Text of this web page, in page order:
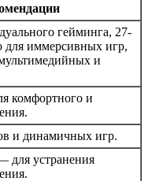
гейминга, 27-
иммерсивных игр,
и
комфортного и
и динамичных игр.
для устранения